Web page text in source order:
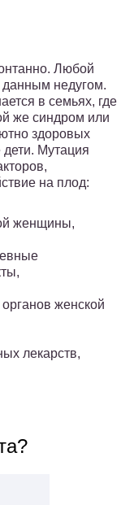
Любой
данным недугом.
в семьях, где
же синдром или
здоровых
дети. Мутация
на плод:
женщины,
женской
лекарств,